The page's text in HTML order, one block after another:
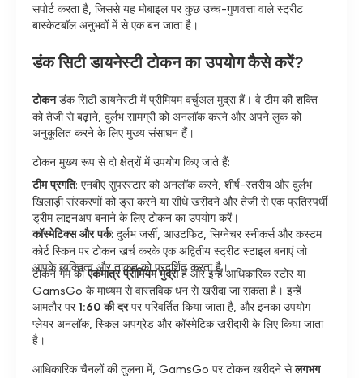
सपोर्ट करता है, जिससे यह मोबाइल पर कुछ उच्च-गुणवत्ता वाले स्ट्रीट
बास्केटबॉल अनुभवों में से एक बन जाता है।
डंक सिटी डायनेस्टी टोकन का उपयोग कैसे करें?
टोकनडंक सिटी डायनेस्टी में प्रीमियम वर्चुअल मुद्रा हैं। वे टीम की शक्ति
को तेजी से बढ़ाने, दुर्लभ सामग्री को अनलॉक करने और अपने लुक को
अनुकूलित करने के लिए मुख्य संसाधन हैं।
टोकन मुख्य रूप से दो क्षेत्रों में उपयोग किए जाते हैं:
टीम प्रगति: एनबीए सुपरस्टार को अनलॉक करने, शीर्ष-स्तरीय और दुर्लभ
खिलाड़ी संस्करणों को ड्रा करने या सीधे खरीदने और तेजी से एक प्रतिस्पर्धी
ड्रीम लाइनअप बनाने के लिए टोकन का उपयोग करें।
कॉस्मेटिक्स और पर्क: दुर्लभ जर्सी, आउटफिट, सिग्नेचर स्नीकर्स और कस्टम
कोर्ट स्किन पर टोकन खर्च करके एक अद्वितीय स्ट्रीट स्टाइल बनाएं जो
आपके व्यक्तित्व और ताकत को प्रदर्शित करता है।
टोकन गेम कीएकमात्र प्रीमियम मुद्राहैं और इन्हें आधिकारिक स्टोर या
GamsGo के माध्यम से वास्तविक धन से खरीदा जा सकता है। इन्हें
आमतौर पर1:60 की दरपर परिवर्तित किया जाता है, और इनका उपयोग
प्लेयर अनलॉक, स्किल अपग्रेड और कॉस्मेटिक खरीदारी के लिए किया जाता
है।
आधिकारिक चैनलों की तुलना में, GamsGo पर टोकन खरीदने सेलगभग